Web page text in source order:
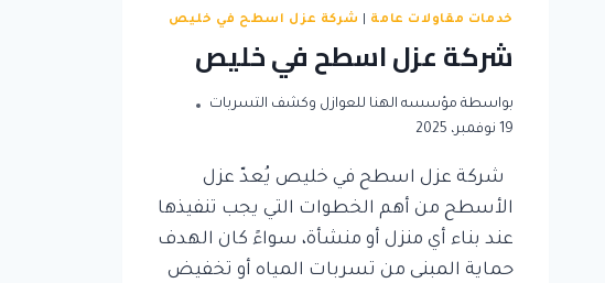
خدمات مقاولات عامة شركة عزل اسطح في خليص
شركة عزل اسطح في خليص
بواسطة مؤسسه الهنا للعوازل وكشف التسربات
19 نوفمبر، 2025
شركة عزل اسطح في خليص يُعدّ عزل
الأسطح من أهم الخطوات التي يجب تنفيذها
عند بناء أي منزل أو منشأة، سواءً كان الهدف
حماية المبنى من تسربات المياه أو تخفيض